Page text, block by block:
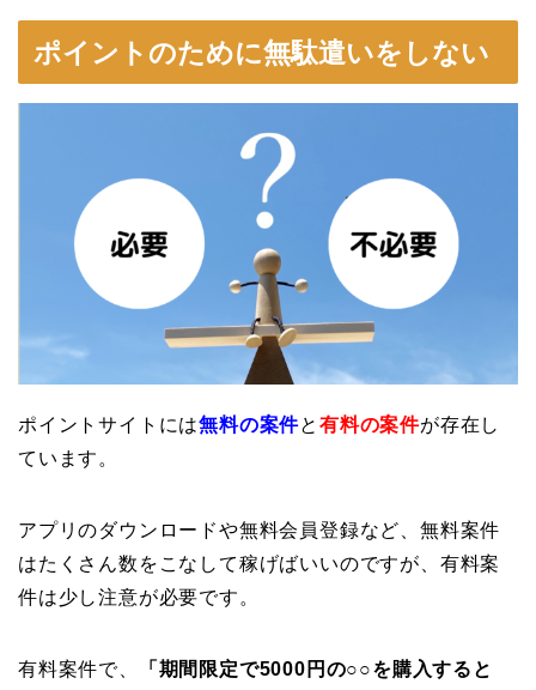
ポイントのために無駄遣いをしない
ポイントサイトには無料の案件と有料の案件が存在し
ています。
アプリのダウンロードや無料会員登録など、無料案件
はたくさん数をこなして稼げばいいのですが、有料案
件は少し注意が必要です。
有料案件で、 「期間限定で5000円の○○を購入すると